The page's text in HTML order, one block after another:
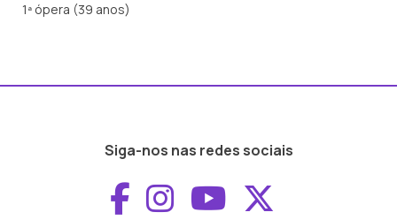
1ª ópera (39 anos)
Siga-nos nas redes sociais
Aceder ao
Aceder ao
Aceder ao